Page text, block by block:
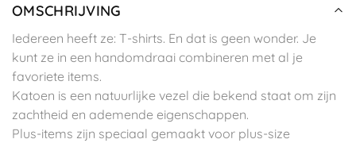
OMSCHRIJVING
Iedereen heeft ze: T-shirts. En dat is geen wonder. Je
kunt ze in een handomdraai combineren met al je
favoriete items.
Katoen is een natuurlijke vezel die bekend staat om zijn
zachtheid en ademende eigenschappen.
Plus-items zijn speciaal gemaakt voor plus-size